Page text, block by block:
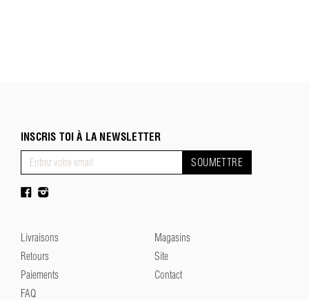
INSCRIS TOI À LA NEWSLETTER
SOUMETTRE
Livraisons
Retours
Paiements
FAQ
Magasins
Site
Contact